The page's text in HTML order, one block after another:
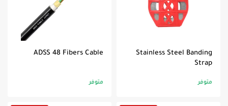
Stainless Steel Banding
Strap
متوفر
ADSS 48 Fibers Cable
متوفر